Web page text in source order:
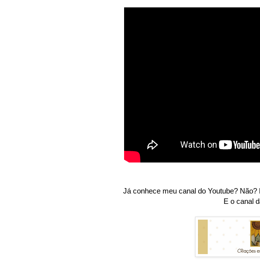
Já conhece meu canal do Youtube?
E o canal